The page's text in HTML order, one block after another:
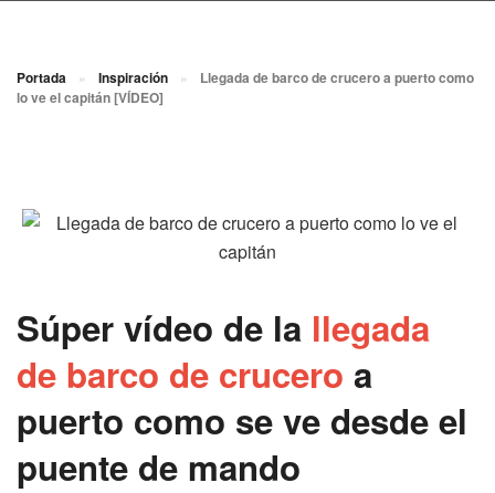
Portada » Inspiración »
Llegada de barco de crucero a puerto como
lo ve el capitán [VÍDEO]
Súper vídeo de la llegada
de barco de crucero a
puerto como se ve desde el
puente de mando